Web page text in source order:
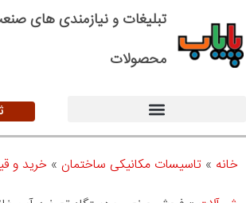
تبلیغات و نیازمندی های
محصولات
خانه » تاسیسات مکانیکی ساختمان » خرید و